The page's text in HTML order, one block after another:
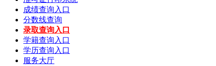
成绩查询入口
分数线查询
录取查询入口
学籍查询入口
学历查询入口
服务大厅